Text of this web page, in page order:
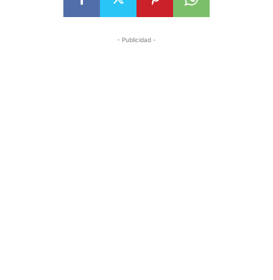
- Publicidad -